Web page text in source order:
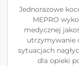
Jednorazowe
MEPRO
medycznej
utrzymywanie
sytuacjach
dla opieki